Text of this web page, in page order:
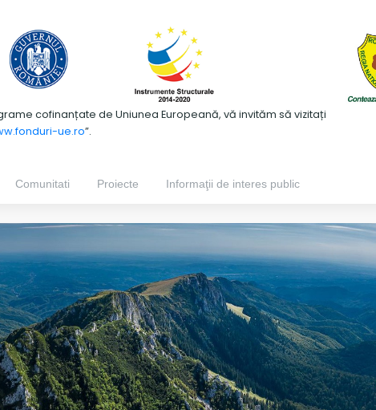
cofinanțate de Uniunea Europeană, vă invităm să vizitați
ue.ro”.
Comunitati Proiecte Informaţii de interes public